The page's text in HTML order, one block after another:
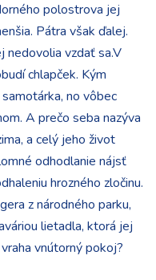
polostrova jej
Pátra však ďalej.
nedovolia vzdať sa.V
chlapček. Kým
no vôbec
A prečo seba nazýva
a celý jeho život
odhodlanie nájsť
hrozného zločinu.
z národného parku,
lietadla, ktorá jej
vnútorný pokoj?